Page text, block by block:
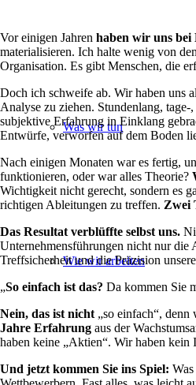
Was wir tun
Wie wir arbeiten
Vor einigen Jahren haben wir uns bei
materialisieren. Ich halte wenig von
Organisation. Es gibt Menschen, die
Doch ich schweife ab. Wir haben uns
Analyse zu ziehen. Stundenlang,
subjektive Erfahrung in Einklang
Entwürfe, verworfen auf dem Boden
Nach einigen Monaten war es fertig,
funktionieren, oder war alles Theorie?
Wichtigkeit nicht gerecht, sondern es
richtigen Ableitungen zu treffen. Zwei
Das Resultat verblüffte selbst uns.
Unternehmensführungen nicht nur die
Treffsicherheit und die Präzision
„So einfach ist das? Da kommen Sie
Nein, das ist nicht „so einfach“,
Jahre Erfahrung aus der
haben keine „Aktien“. Wir haben kein
Und jetzt kommen Sie ins Spiel: